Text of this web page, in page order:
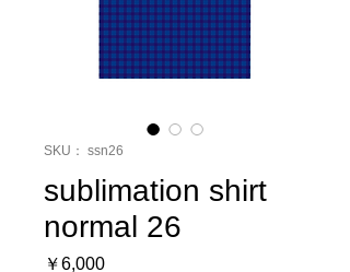
SKU： ssn26
sublimation shirt
normal 26
￥6,000価